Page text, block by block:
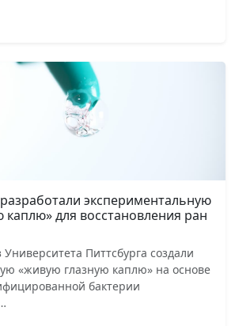
экспериментальную
для восстановления ран
Питтсбурга создали
«живую глазную каплю» на основе
бактерии